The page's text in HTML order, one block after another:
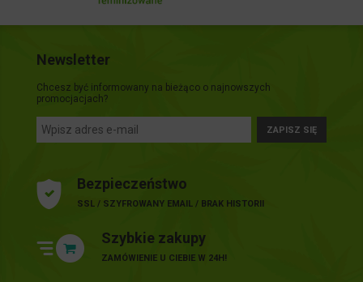
Newsletter
Chcesz być informowany na bieżąco o najnowszych
promocjacjach?
ZAPISZ SIĘ
Bezpieczeństwo
SSL / SZYFROWANY EMAIL / BRAK HISTORII
Szybkie zakupy
ZAMÓWIENIE U CIEBIE W 24H!